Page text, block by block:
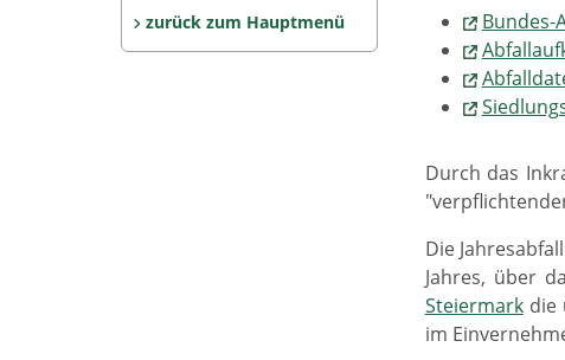
zurück zum Hauptmenü
Bundes-
Durch das
Die
Jahres, über
Steiermarkdie
im